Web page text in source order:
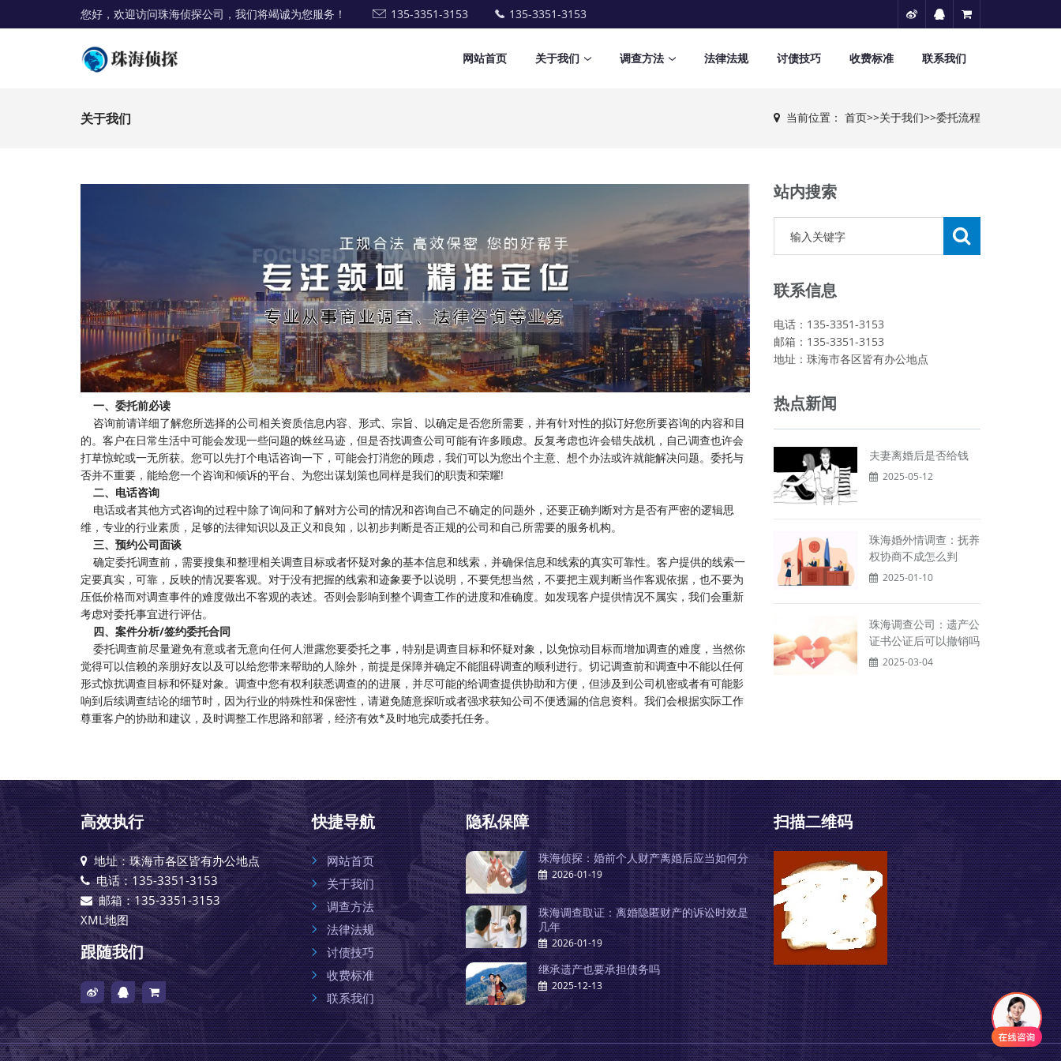
您好，欢迎访问珠海侦探公司，我们将竭诚为您服务！ 135-3351-3153 135-3351-3153
网站首页 关于我们 调查方法 法律法规 讨债技巧 收费标准 联系我们
关于我们 当前位置： 首页>>关于我们>>委托流程
一、委托前必读
咨询前请详细了解您所选择的公司相关资质信息内容、形式、宗旨、以确定是否您所需要，并有针对性的拟订好您所要咨询的内容和目
的。客户在日常生活中可能会发现一些问题的蛛丝马迹，但是否找调查公司可能有许多顾虑。反复考虑也许会错失战机，自己调查也许会
打草惊蛇或一无所获。您可以先打个电话咨询一下，可能会打消您的顾虑，我们可以为您出个主意、想个办法或许就能解决问题。委托与
否并不重要，能给您一个咨询和倾诉的平台、为您出谋划策也同样是我们的职责和荣耀!
二、电话咨询
电话或者其他方式咨询的过程中除了询问和了解对方公司的情况和咨询自己不确定的问题外，还要正确判断对方是否有严密的逻辑思
维，专业的行业素质，足够的法律知识以及正义和良知，以初步判断是否正规的公司和自己所需要的服务机构。
三、预约公司面谈
确定委托调查前，需要搜集和整理相关调查目标或者怀疑对象的基本信息和线索，并确保信息和线索的真实可靠性。客户提供的线索一
定要真实，可靠，反映的情况要客观。对于没有把握的线索和迹象要予以说明，不要凭想当然，不要把主观判断当作客观依据，也不要为
压低价格而对调查事件的难度做出不客观的表述。否则会影响到整个调查工作的进度和准确度。如发现客户提供情况不属实，我们会重新
考虑对委托事宜进行评估。
四、案件分析/签约委托合同
委托调查前尽量避免有意或者无意向任何人泄露您要委托之事，特别是调查目标和怀疑对象，以免惊动目标而增加调查的难度，当然你
觉得可以信赖的亲朋好友以及可以给您带来帮助的人除外，前提是保障并确定不能阻碍调查的顺利进行。切记调查前和调查中不能以任何
形式惊扰调查目标和怀疑对象。调查中您有权利获悉调查的的进展，并尽可能的给调查提供协助和方便，但涉及到公司机密或者有可能影
响到后续调查结论的细节时，因为行业的特殊性和保密性，请避免随意探听或者强求获知公司不便透漏的信息资料。我们会根据实际工作
尊重客户的协助和建议，及时调整工作思路和部署，经济有效*及时地完成委托任务。
站内搜索
联系信息
电话：135-3351-3153
邮箱：135-3351-3153
地址：珠海市各区皆有办公地点
热点新闻
夫妻离婚后是否给钱
2025-05-12
珠海婚外情调查：抚养
权协商不成怎么判
2025-01-10
珠海调查公司：遗产公
证书公证后可以撤销吗
2025-03-04
高效执行
地址：珠海市各区皆有办公地点
电话：135-3351-3153
邮箱：135-3351-3153
XML地图
跟随我们
快捷导航
网站首页
关于我们
调查方法
法律法规
讨债技巧
收费标准
联系我们
隐私保障
珠海侦探：婚前个人财产离婚后应当如何分
2026-01-19
珠海调查取证：离婚隐匿财产的诉讼时效是
几年
2026-01-19
继承遗产也要承担债务吗
2025-12-13
扫描二维码